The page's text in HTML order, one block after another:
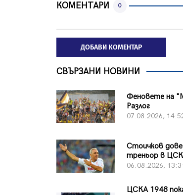
КОМЕНТАРИ 0
ДОБАВИ КОМЕНТАР
СВЪРЗАНИ НОВИНИ
Феновете на
Разлог
07.08.2026,
Стоичков
треньор в
06.08.2026,
ЦСКА 1948